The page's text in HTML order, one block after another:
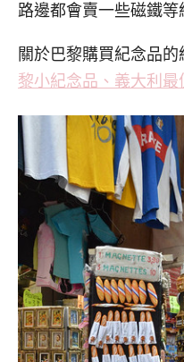
路邊都會賣一些磁鐵等
關於巴黎購買紀念品的
黎小紀念品、義大利最